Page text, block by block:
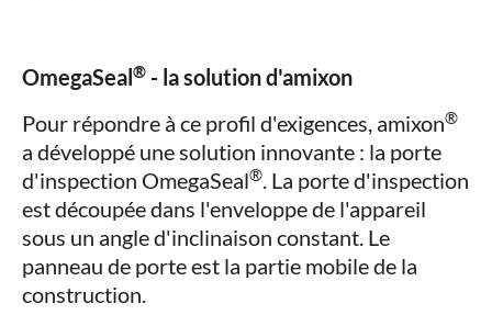
OmegaSeal® - la solution d'amixon
Pour répondre à ce profil d'exigences, amixon®
a développé une solution innovante : la porte
d'inspection OmegaSeal®. La porte d'inspection
est découpée dans l'enveloppe de l'appareil
sous un angle d'inclinaison constant. Le
panneau de porte est la partie mobile de la
construction.